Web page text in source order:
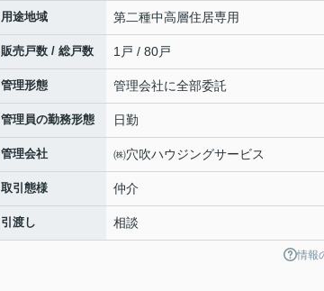
用途地域 第二種中高層住居専用
販売戸数 / 総戸数 1戸 / 80戸
管理形態 管理会社に全部委託
管理員の勤務形態 日勤
管理会社 ㈱穴吹ハウジングサービス
取引態様 仲介
引渡し 相談
情報